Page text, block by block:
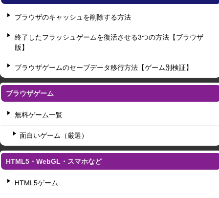
ブラウザのキャッシュを削除する方法
終了したフラッシュゲームを復活させる3つの方法【ブラウザ
版】
ブラウザゲームのセーブデータ移行方法【ゲーム別検証】
ブラウザゲーム
無料ゲーム一覧
面白いゲーム（厳選）
HTML5・WebGL・スマホなど
HTML5ゲーム